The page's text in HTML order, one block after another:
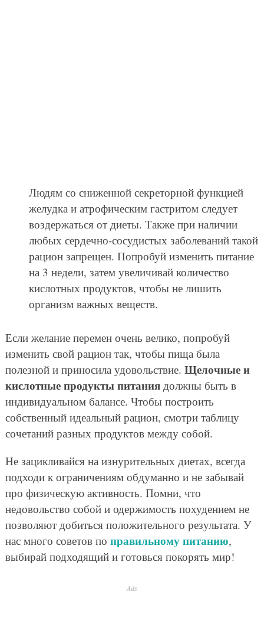
Людям со сниженной секреторной функцией
желудка и атрофическим гастритом следует
воздержаться от диеты. Также при наличии
любых сердечно-сосудистых заболеваний такой
рацион запрещен. Попробуй изменить питание
на 3 недели, затем увеличивай количество
кислотных продуктов, чтобы не лишить
организм важных веществ.
Если желание перемен очень велико, попробуй
изменить свой рацион так, чтобы пища была
полезной и приносила удовольствие. Щелочные и
кислотные продукты питаниядолжны быть в
индивидуальном балансе. Чтобы построить
собственный идеальный рацион, смотри таблицу
сочетаний разных продуктов между собой.
Не зацикливайся на изнурительных диетах, всегда
подходи к ограничениям обдуманно и не забывай
про физическую активность. Помни, что
недовольство собой и одержимость похудением не
позволяют добиться положительного результата. У
нас много советов по правильному питанию,
выбирай подходящий и готовься покорять мир!
Ads